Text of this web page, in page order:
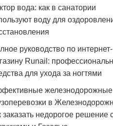
вода: как в санатории
воду для
руководство по интернет-
Runail:
для ухода за ногтями
железнодорожные
в
заказать недорогое решение